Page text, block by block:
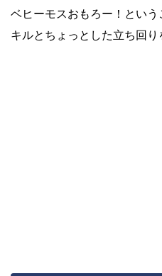
ベヒーモスおもろー！とい
キルとちょっとした立ち回り